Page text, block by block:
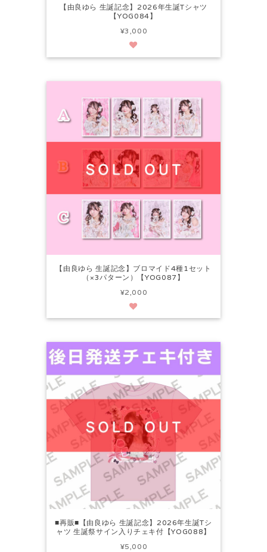
【由良ゆら 生誕記念】2026年生誕Tシャツ
【YOG084】
¥3,000
【由良ゆら 生誕記念】ブロマイド4種1セット
（×3パターン）【YOG087】
¥2,000
■再販■【由良ゆら 生誕記念】2026年生誕Tシ
ャツ 生誕祭サイン入りチェキ付【YOG088】
¥5,000